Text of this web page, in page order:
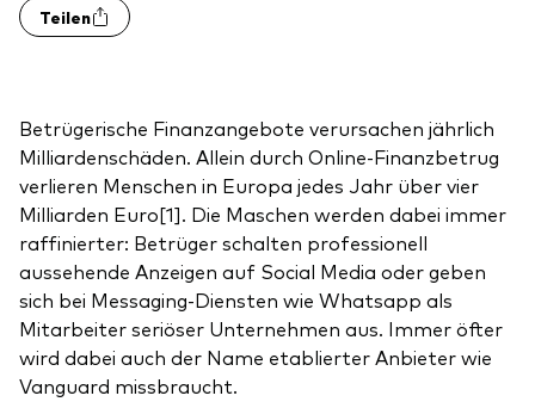
Teilen
Betrügerische Finanzangebote verursachen jährlich
Milliardenschäden. Allein durch Online-Finanzbetrug
verlieren Menschen in Europa jedes Jahr über vier
Milliarden Euro[1]. Die Maschen werden dabei immer
raffinierter: Betrüger schalten professionell
aussehende Anzeigen auf Social Media oder geben
sich bei Messaging-Diensten wie Whatsapp als
Mitarbeiter seriöser Unternehmen aus. Immer öfter
wird dabei auch der Name etablierter Anbieter wie
Vanguard missbraucht.